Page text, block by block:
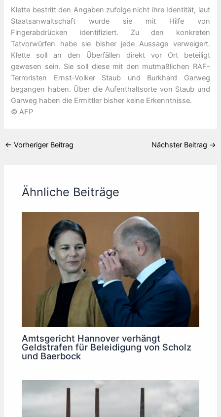
Klette bestritt den Angaben zufolge nicht ihre Identität, laut
Staatsanwaltschaft wurde sie mit Hilfe von
Fingerabdrücken identifiziert. Zu den konkreten
Tatvorwürfen habe sie bisher jede Aussage verweigert.
Klette soll an den Überfällen direkt vor Ort beteiligt
gewesen sein. Sie soll diese mit den mutmaßlichen RAF-
Terroristen Ernst-Volker Staub und Burkhard Garweg
begangen haben. Über die Aufenthaltsorte von Staub und
Garweg haben die Ermittler bisher keine Erkenntnisse.
© AFP
← Vorheriger Beitrag Nächster Beitrag →
Ähnliche Beiträge
Amtsgericht Hannover verhängt
Geldstrafen für Beleidigung von Scholz
und Baerbock